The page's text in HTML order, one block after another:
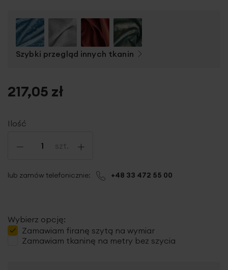
Szybki przegląd innych tkanin
217,05 zł
Ilość
- szt. +
lub zamów telefonicznie: +48 33 472 55 00
Wybierz opcję:
Zamawiam firanę szytą na wymiar
Zamawiam tkaninę na metry bez szycia